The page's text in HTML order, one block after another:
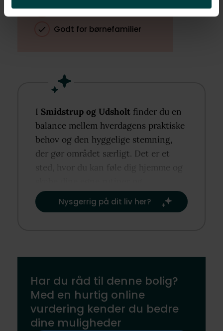
Fred og ro
Godt for børnefamilier
I Smidstrup og Udsholt finder du en
balance mellem hverdagens praktiske
behov og den hyggelige stemning,
der gør området særligt. Det er et
sted, hvor du kan føle dig hjemme og
traditioner.​
Nysgerrig på dit liv her?​
Har du råd til denne bolig?
Med en hurtig online
vurdering kender du bedre
dine muligheder